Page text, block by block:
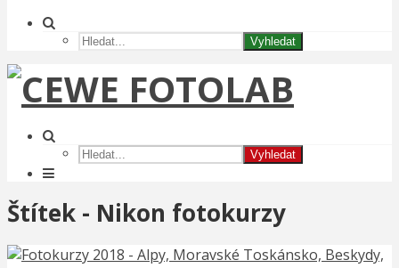
Vyhledat
Vyhledat
Štítek - Nikon fotokurzy